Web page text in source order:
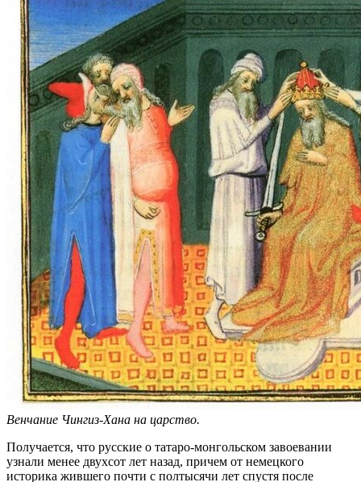
Венчание Чингиз-Хана на царство.
Получается, что русские о татаро-монгольском завоевании
узнали менее двухсот лет назад, причем от немецкого
историка жившего почти с полтысячи лет спустя после